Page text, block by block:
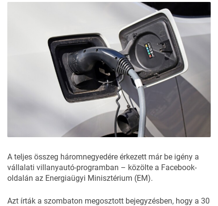
A teljes összeg háromnegyedére érkezett már be igény a
vállalati villanyautó-programban – közölte a Facebook-
oldalán az Energiaügyi Minisztérium (EM).
Azt írták a szombaton megosztott bejegyzésben, hogy a 30